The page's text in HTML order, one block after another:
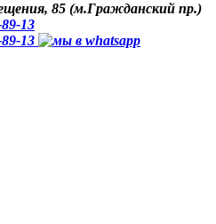
85 (м.Гражданский пр.)
13
13